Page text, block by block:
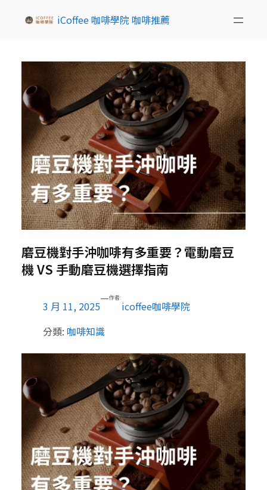
iCoffee 咖啡學院 咖啡推薦
磨豆機對手沖咖啡有多重要？電動磨豆
機 VS 手動磨豆機選擇指南
3 月 11, 2025
—作者:
icoffee咖啡學院
分類: 咖啡知識